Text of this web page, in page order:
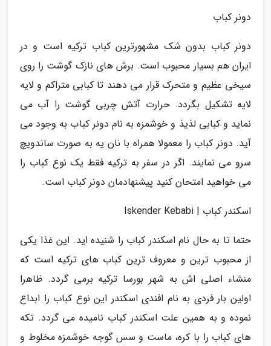
دونر کباب
دونر کباب بدون شک مشهورترین کباب ترکیه است و در
ایران هم بسیار محبوب است. برش های نازک گوشت را روی
سیخی عظیم و متحرک قرار می دهند تا کبابی متراکم و لایه
لایه تشکیل بگردد. حرارت آتش چربی گوشت را آب می
نماید و کبابی لذیذ و خوشمزه به نام دونر کباب به وجود می
آید. دونر کباب را معمولا همراه با نان یه به صورت ساندویچ
سرو می نمایند. اگر در سفر به ترکیه فقط یک نوع کباب را
می خواهید امتحان کنید پیشنهادمان دونر کباب است.
اسکندر کباب | Iskender Kebabi
حتما تا به حال نام اسکندر کباب را شنیده اید. این غذا یکی
از محبوب ترین و معروف ترین کباب های ترکیه است که
منشاء اصلی اش به شهر بورسا ترکیه برمی گردد. ظاهرا
اولین بار فردی به نام افندی اسکندر این نوع کباب را ابداع
نموده و به همین علت اسکندر کباب نامیده می گردد. تکه
های کباب را با کره، ماست و سس گوجه خوشمزه مخلوط و